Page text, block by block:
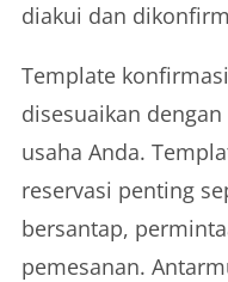
diakui dan
Template
disesuaikan
usaha Anda.
reservasi penting
bersantap,
pemesanan.